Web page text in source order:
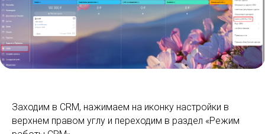
Заходим в CRM, нажимаем на иконку настройки в
верхнем правом углу и переходим в раздел «Режим